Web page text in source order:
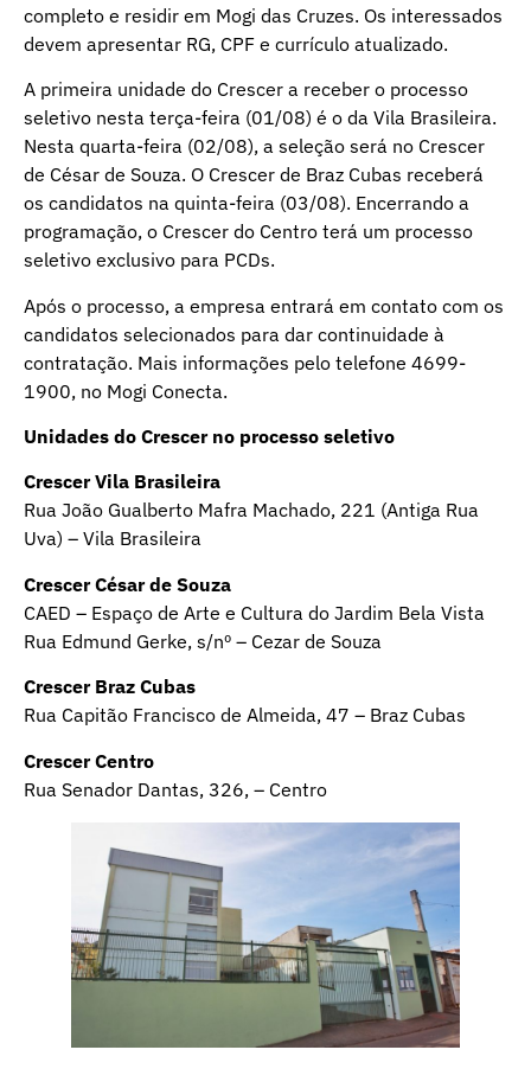
completo e residir em Mogi das Cruzes. Os interessados
devem apresentar RG, CPF e currículo atualizado.
A primeira unidade do Crescer a receber o processo
seletivo nesta terça-feira (01/08) é o da Vila Brasileira.
Nesta quarta-feira (02/08), a seleção será no Crescer
de César de Souza. O Crescer de Braz Cubas receberá
os candidatos na quinta-feira (03/08). Encerrando a
programação, o Crescer do Centro terá um processo
seletivo exclusivo para PCDs.
Após o processo, a empresa entrará em contato com os
candidatos selecionados para dar continuidade à
contratação. Mais informações pelo telefone 4699-
1900, no Mogi Conecta.
Unidades do Crescer no processo seletivo
Crescer Vila Brasileira
Rua João Gualberto Mafra Machado, 221 (Antiga Rua
Uva) – Vila Brasileira
Crescer César de Souza
CAED – Espaço de Arte e Cultura do Jardim Bela Vista
Rua Edmund Gerke, s/nº – Cezar de Souza
Crescer Braz Cubas
Rua Capitão Francisco de Almeida, 47 – Braz Cubas
Crescer Centro
Rua Senador Dantas, 326, – Centro